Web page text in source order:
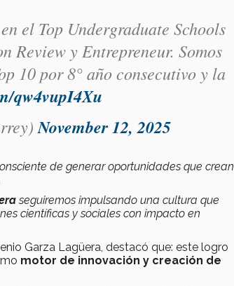
el Top Undergraduate Schools
Review y Entrepreneur. Somos
10 por 8° año consecutivo y la
qw4vupI4Xu
November 12, 2025
de generar oportunidades que crean
seguiremos impulsando una cultura que
científicas y sociales con impacto en
Garza Lagüera, destacó que: este logro
motor de innovación y creación de